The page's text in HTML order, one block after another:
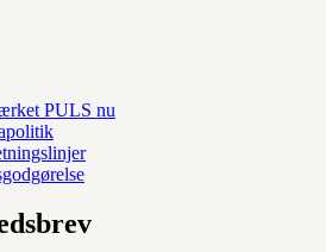
PULS nu